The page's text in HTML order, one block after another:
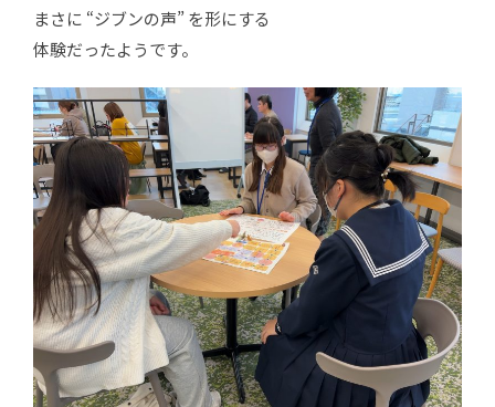
まさに “ジブンの声” を形にする
体験だったようです。